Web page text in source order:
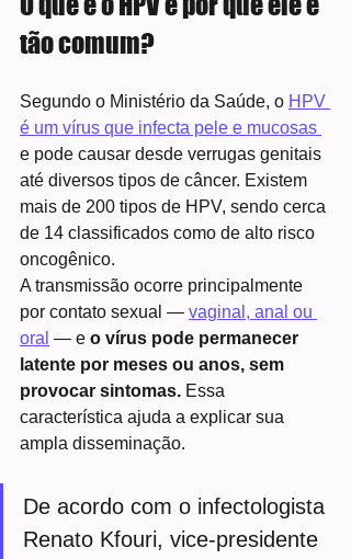
tão comum?
Segundo o Ministério da Saúde, o HPV
é um vírus que infecta pele e mucosas
e pode causar desde verrugas genitais
até diversos tipos de câncer. Existem
mais de 200 tipos de HPV, sendo cerca
de 14 classificados como de alto risco
oncogênico.
A transmissão ocorre principalmente
por contato sexual — vaginal, anal ou
oral — e o vírus pode permanecer
latente por meses ou anos, sem
provocar sintomas. Essa
característica ajuda a explicar sua
ampla disseminação.
De acordo com o infectologista
Renato Kfouri, vice-presidente